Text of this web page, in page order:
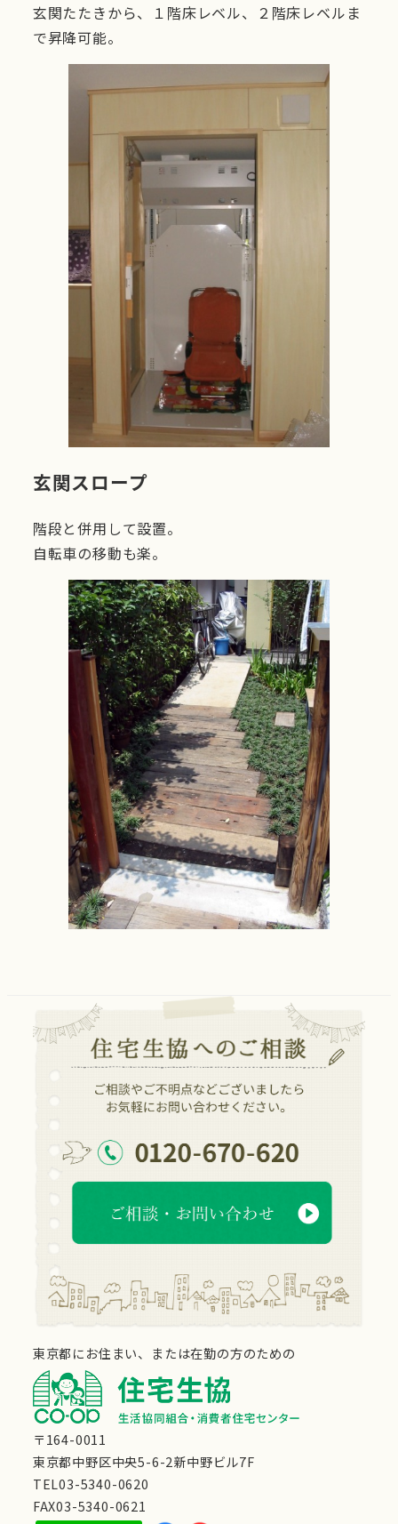
玄関たたきから、１階床レベル、２階床レベルま
で昇降可能。
玄関スロープ
階段と併用して設置。
自転車の移動も楽。
東京都にお住まい、または在勤の方のための
〒164-0011
東京都中野区中央5-6-2新中野ビル7F
TEL03-5340-0620
FAX03-5340-0621